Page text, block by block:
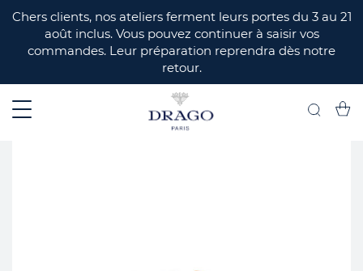
Chers clients, nos ateliers ferment leurs portes du 3 au 21
août inclus. Vous pouvez continuer à saisir vos
commandes. Leur préparation reprendra dès notre
retour.